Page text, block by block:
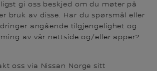
gi oss beskjed om du møter på
bruk av disse. Har du spørsmål eller
angående tilgjengelighet og
av vår nettside og/eller apper?
oss via Nissan Norge sitt